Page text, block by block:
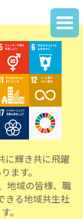
に輝き共に飛躍
ます。
地域の皆様、職
きる地域共生社
。